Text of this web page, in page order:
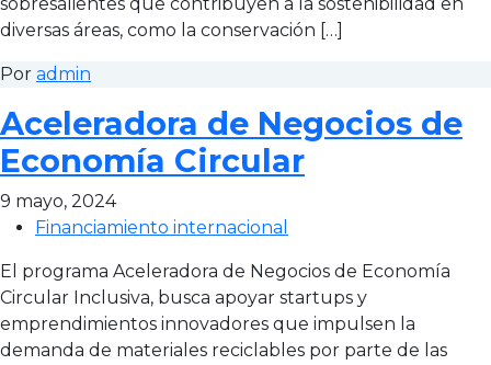
diversas áreas, como la conservación […]
Por admin
Aceleradora de Negocios de
Economía Circular
9 mayo, 2024
Financiamiento internacional
El programa Aceleradora de Negocios de Economía
Circular Inclusiva, busca apoyar startups y
emprendimientos innovadores que impulsen la
demanda de materiales reciclables por parte de las